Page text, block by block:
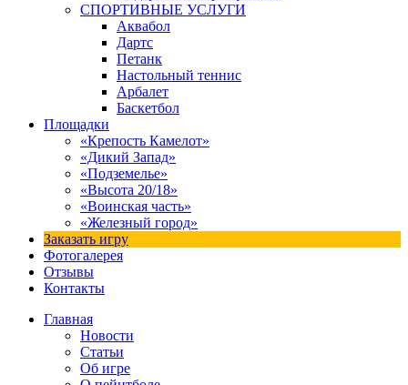
СПОРТИВНЫЕ УСЛУГИ
Аквабол
Дартс
Петанк
Настольный теннис
Арбалет
Баскетбол
Площадки
«Крепость Камелот»
«Дикий Запад»
«Подземелье»
«Высота 20/18»
«Воинская часть»
«Железный город»
Заказать игру
Фотогалерея
Отзывы
Контакты
Главная
Новости
Статьи
Об игре